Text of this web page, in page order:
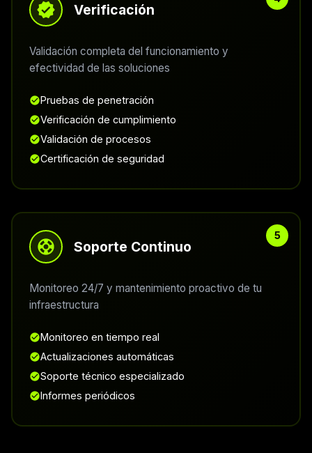
Verificación
Validación completa del funcionamiento y
efectividad de las soluciones
Pruebas de penetración
Verificación de cumplimiento
Validación de procesos
Certificación de seguridad
Soporte Continuo
Monitoreo 24/7 y mantenimiento proactivo de tu
infraestructura
Monitoreo en tiempo real
Actualizaciones automáticas
Soporte técnico especializado
Informes periódicos